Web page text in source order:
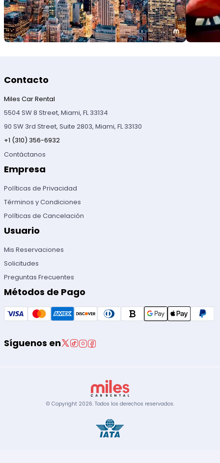
Contacto
Miles Car Rental
5504 SW 8 Street, Miami, FL 33134
90 SW 3rd Street, Suite 2803, Miami, FL 33130
+1 (310) 356-6932
Contáctanos
Empresa
Políticas de Privacidad
Términos y Condiciones
Políticas de Cancelación
Usuario
Mis Reservaciones
Solicitudes
Preguntas Frecuentes
Métodos de Pago
Síguenos en
© Copyright 2026. Todos los derechos reservados.